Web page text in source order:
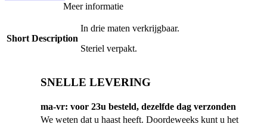
Meer informatie
Short Description
In drie maten verkrijgbaar.
Steriel verpakt.
SNELLE LEVERING
ma-vr: voor 23u besteld, dezelfde dag verzonden
We weten dat u haast heeft. Doordeweeks kunt u het